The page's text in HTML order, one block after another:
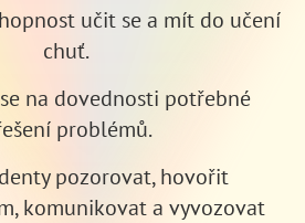
učit se a mít do učení
chuť.
na dovednosti potřebné
problémů.
pozorovat, hovořit
komunikovat a vyvozovat